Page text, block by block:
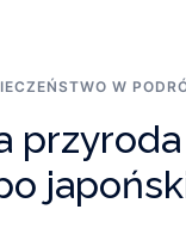
W